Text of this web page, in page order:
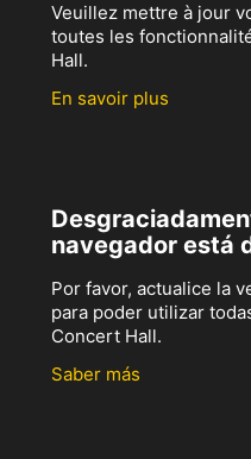
Veuillez mettre à jour
toutes les
Hall.
En savoir plus
navegador está
Por favor, actualice la
para poder utilizar
Concert Hall.
Saber más